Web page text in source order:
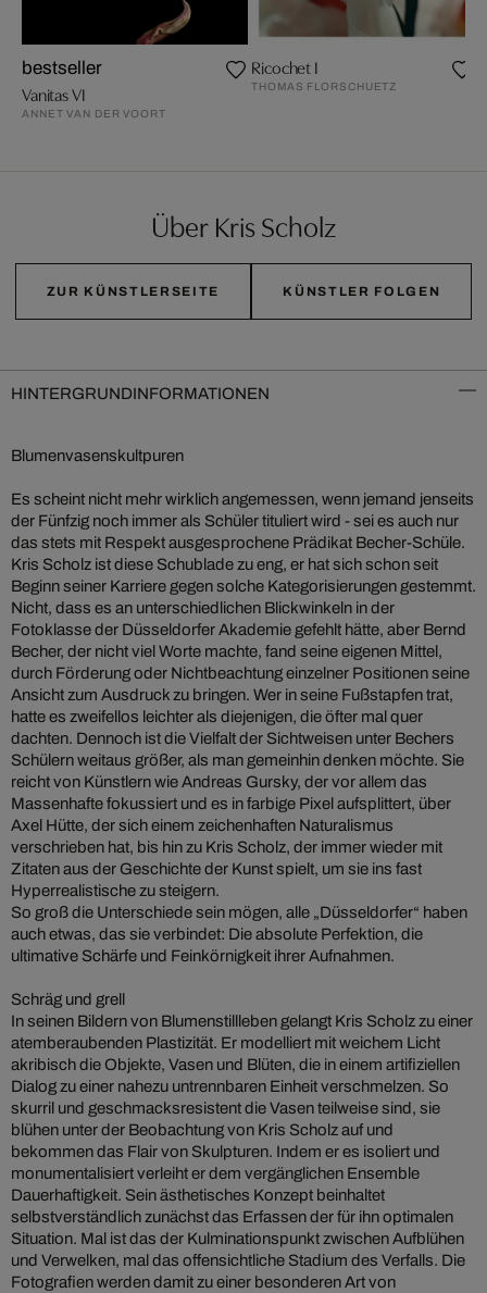
bestseller
Vanitas VI
ANNET VAN DER VOORT
Ricochet I
THOMAS FLORSCHUETZ
Über Kris Scholz
ZUR KÜNSTLERSEITE KÜNSTLER FOLGEN
HINTERGRUNDINFORMATIONEN
Blumenvasenskultpuren
Es scheint nicht mehr wirklich angemessen, wenn jemand jenseits
der Fünfzig noch immer als Schüler tituliert wird - sei es auch nur
das stets mit Respekt ausgesprochene Prädikat Becher-Schüle.
Kris Scholz ist diese Schublade zu eng, er hat sich schon seit
Beginn seiner Karriere gegen solche Kategorisierungen gestemmt.
Nicht, dass es an unterschiedlichen Blickwinkeln in der
Fotoklasse der Düsseldorfer Akademie gefehlt hätte, aber Bernd
Becher, der nicht viel Worte machte, fand seine eigenen Mittel,
durch Förderung oder Nichtbeachtung einzelner Positionen seine
Ansicht zum Ausdruck zu bringen. Wer in seine Fußstapfen trat,
hatte es zweifellos leichter als diejenigen, die öfter mal quer
dachten. Dennoch ist die Vielfalt der Sichtweisen unter Bechers
Schülern weitaus größer, als man gemeinhin denken möchte. Sie
reicht von Künstlern wie Andreas Gursky, der vor allem das
Massenhafte fokussiert und es in farbige Pixel aufsplittert, über
Axel Hütte, der sich einem zeichenhaften Naturalismus
verschrieben hat, bis hin zu Kris Scholz, der immer wieder mit
Zitaten aus der Geschichte der Kunst spielt, um sie ins fast
Hyperrealistische zu steigern.
So groß die Unterschiede sein mögen, alle „Düsseldorfer“ haben
auch etwas, das sie verbindet: Die absolute Perfektion, die
ultimative Schärfe und Feinkörnigkeit ihrer Aufnahmen.
Schräg und grell
In seinen Bildern von Blumenstillleben gelangt Kris Scholz zu einer
atemberaubenden Plastizität. Er modelliert mit weichem Licht
akribisch die Objekte, Vasen und Blüten, die in einem artifiziellen
Dialog zu einer nahezu untrennbaren Einheit verschmelzen. So
skurril und geschmacksresistent die Vasen teilweise sind, sie
blühen unter der Beobachtung von Kris Scholz auf und
bekommen das Flair von Skulpturen. Indem er es isoliert und
monumentalisiert verleiht er dem vergänglichen Ensemble
Dauerhaftigkeit. Sein ästhetisches Konzept beinhaltet
selbstverständlich zunächst das Erfassen der für ihn optimalen
Situation. Mal ist das der Kulminationspunkt zwischen Aufblühen
und Verwelken, mal das offensichtliche Stadium des Verfalls. Die
Fotografien werden damit zu einer besonderen Art von